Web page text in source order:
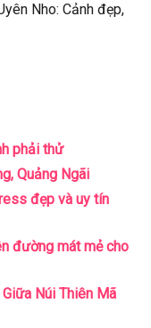
Nho: Cảnh đẹp,
phải thử
Quảng Ngãi
đẹp và uy tín
đường mát mẻ cho
Núi Thiên Mã